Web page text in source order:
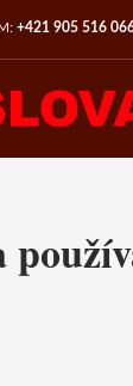
+421 905 516